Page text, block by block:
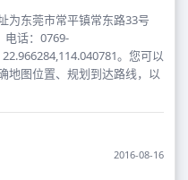
为东莞市常平镇常东路33号
电话：0769-
。您可以
地图位置、规划到达路线，以
2016-08-16